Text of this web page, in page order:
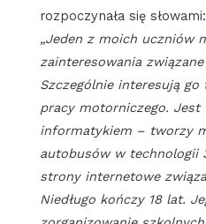
rozpoczynała się słowami:
„Jeden z moich uczniów
zainteresowania
Szczególnie interesują go
pracy motorniczego. Jest
informatykiem – tworzy
autobusów w technologii
strony internetowe
Niedługo kończy 18 lat.